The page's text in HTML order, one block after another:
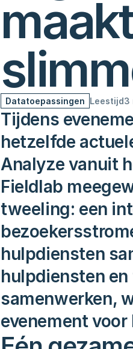
Datatoepassingen Leestijd3
Tijdens
hetzelfde
Analyze vanuit
Fieldlab
tweeling: een
hulpdiensten
hulpdiensten
samenwerken,
evenement